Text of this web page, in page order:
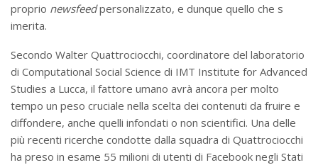
proprio newsfeedpersonalizzato, e dunque quello che s
imerita.
Secondo Walter Quattrociocchi, coordinatore del laboratorio
di Computational Social Science di IMT Institute for Advanced
Studies a Lucca, il fattore umano avrà ancora per molto
tempo un peso cruciale nella scelta dei contenuti da fruire e
diffondere, anche quelli infondati o non scientifici. Una delle
più recenti ricerche condotte dalla squadra di Quattrociocchi
ha preso in esame 55 milioni di utenti di Facebook negli Stati